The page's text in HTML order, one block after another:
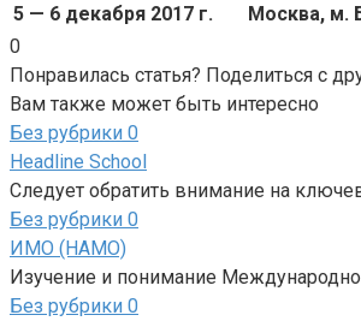
5 — 6 декабря 2017 г.
Москва, м.
0
Понравилась статья? Поделиться с
Вам также может быть интересно
Без рубрики 0
Headline School
Следует обратить внимание на
Без рубрики 0
ИМО (НАМО)
Изучение и понимание
Без рубрики 0